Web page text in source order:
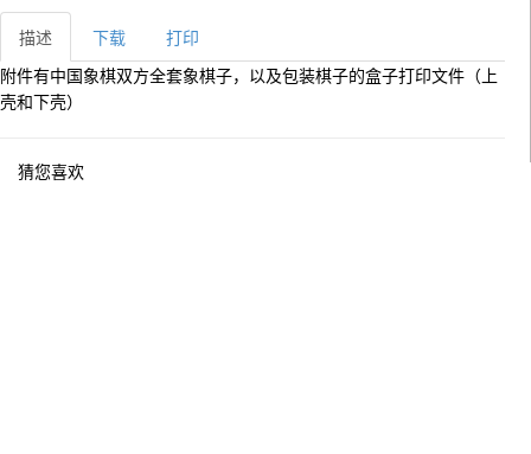
描述 下载
打印
附件有中国象棋双方全套象棋子，以及包装棋子的盒子打印文件（上
壳和下壳）
猜您喜欢